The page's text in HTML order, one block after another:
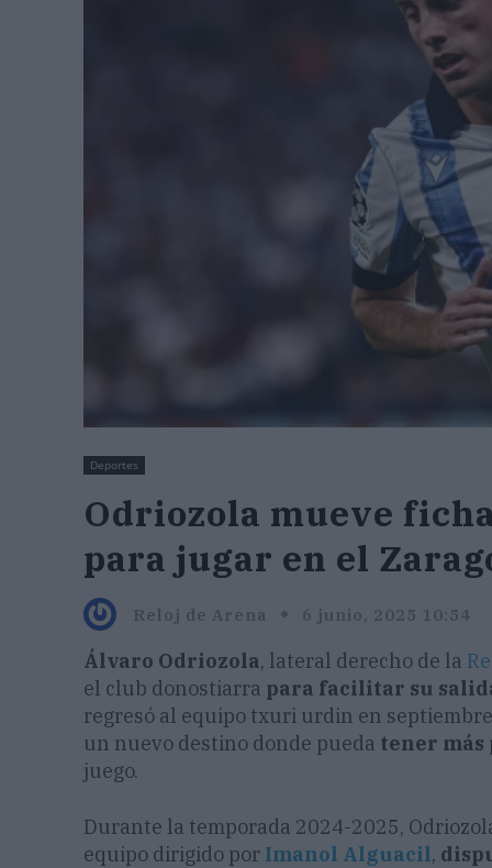
Deportes
Odriozola mueve
para jugar en el
Reloj de Arena 6 junio, 2025 10:54
Álvaro Odriozola, lateral derecho de la
el club donostiarra para facilitar su
regresó al equipo txuri urdin en
un nuevo destino donde pueda tener
juego.
Durante la temporada 2024-2025,
equipo dirigido por Imanol Alguacil,